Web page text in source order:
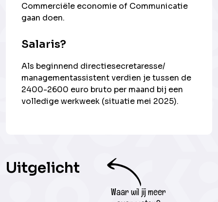
Commerciële economie of Communicatie
gaan doen.
Salaris?
Als beginnend directiesecretaresse/
managementassistent verdien je tussen de
2400-2600 euro bruto per maand bij een
volledige werkweek (situatie mei 2025).
Uitgelicht
Waar wil jij meer